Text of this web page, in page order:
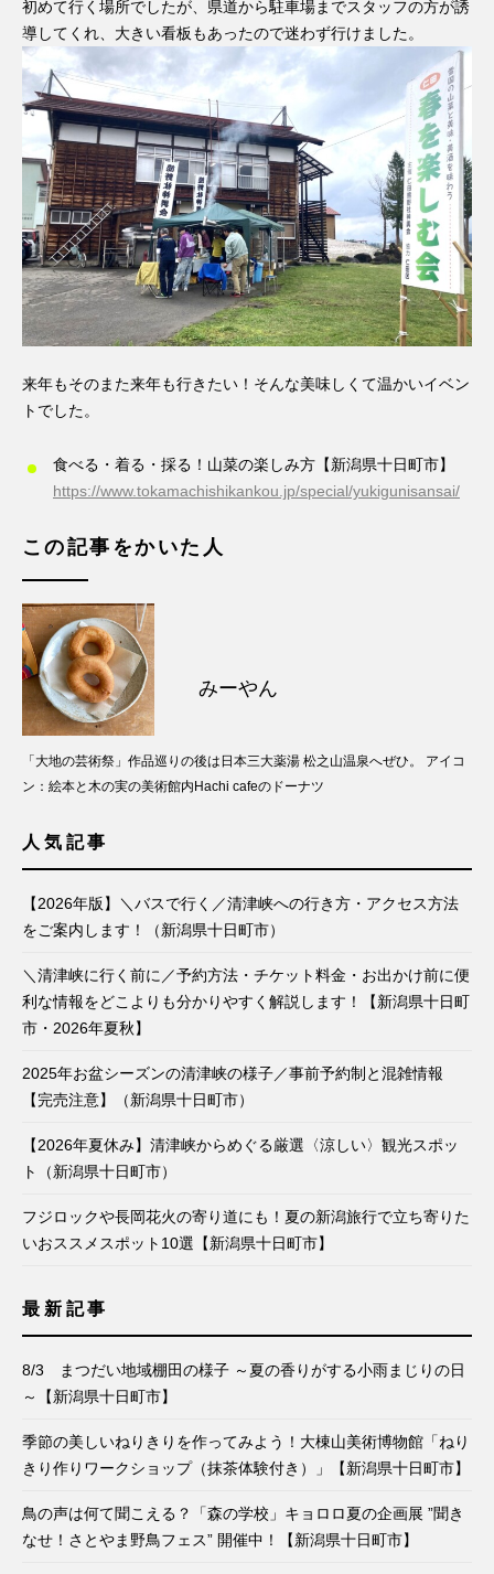
初めて行く場所でしたが、県道から駐車場までスタッフの方が誘
導してくれ、大きい看板もあったので迷わず行けました。
来年もそのまた来年も行きたい！そんな美味しくて温かいイベン
トでした。
食べる・着る・採る！山菜の楽しみ方【新潟県十日町市】
https://www.tokamachishikankou.jp/special/yukigunisansai/
この記事をかいた人
みーやん
「大地の芸術祭」作品巡りの後は日本三大薬湯 松之山温泉へぜひ。 アイコ
ン：絵本と木の実の美術館内Hachi cafeのドーナツ
人気記事
【2026年版】＼バスで行く／清津峡への行き方・アクセス方法
をご案内します！（新潟県十日町市）
＼清津峡に行く前に／予約方法・チケット料金・お出かけ前に便
利な情報をどこよりも分かりやすく解説します！【新潟県十日町
市・2026年夏秋】
2025年お盆シーズンの清津峡の様子／事前予約制と混雑情報
【完売注意】（新潟県十日町市）
【2026年夏休み】清津峡からめぐる厳選〈涼しい〉観光スポッ
ト（新潟県十日町市）
フジロックや長岡花火の寄り道にも！夏の新潟旅行で立ち寄りた
いおススメスポット10選【新潟県十日町市】
最新記事
8/3 まつだい地域棚田の様子 ～夏の香りがする小雨まじりの日
～【新潟県十日町市】
季節の美しいねりきりを作ってみよう！大棟山美術博物館「ねり
きり作りワークショップ（抹茶体験付き）」【新潟県十日町市】
鳥の声は何て聞こえる？「森の学校」キョロロ夏の企画展 ”聞き
なせ！さとやま野鳥フェス” 開催中！【新潟県十日町市】